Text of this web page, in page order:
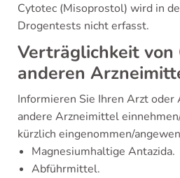
Cytotec (Misoprostol) wird in
Drogentests nicht erfasst.
Verträglichkeit von
anderen
Informieren Sie Ihren Arzt oder
andere Arzneimittel
kürzlich eingenommen/
Magnesiumhaltige Antazida.
Abführmittel.